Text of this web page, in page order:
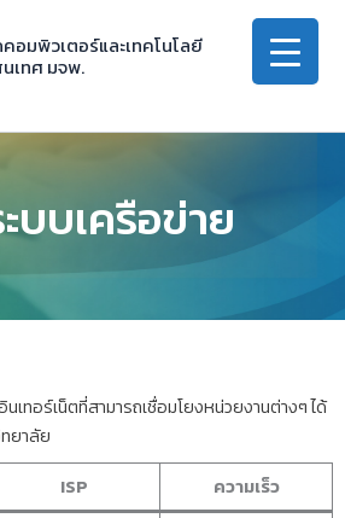
อมพิวเตอร์และเทคโนโลยี
เทศ มจพ.
บบเครือข่าย
เทอร์เน็ตที่สามารถเชื่อมโยงหน่วยงานต่างๆ ได้
ยาลัย
ISP ความเร็ว